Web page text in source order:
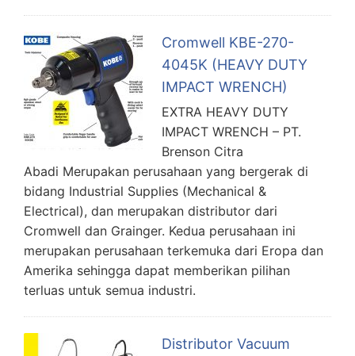
Cromwell KBE-270-
4045K (HEAVY DUTY
IMPACT WRENCH)
EXTRA HEAVY DUTY
IMPACT WRENCH – PT.
Brenson Citra
Abadi Merupakan perusahaan yang bergerak di
bidang Industrial Supplies (Mechanical &
Electrical), dan merupakan distributor dari
Cromwell dan Grainger. Kedua perusahaan ini
merupakan perusahaan terkemuka dari Eropa dan
Amerika sehingga dapat memberikan pilihan
terluas untuk semua industri.
Distributor Vacuum